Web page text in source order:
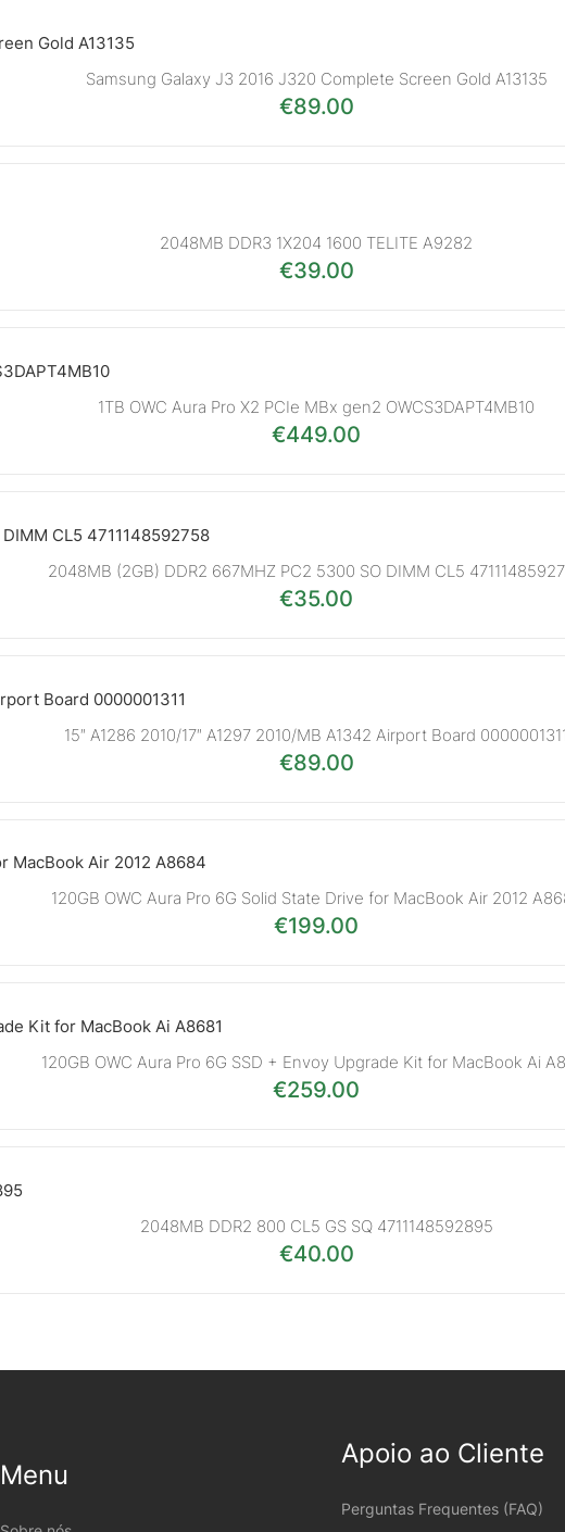
Samsung Galaxy J3 2016 J320 Complete Screen Gold A13135
€89.00
2048MB DDR3 1X204 1600 TELITE A9282
€39.00
1TB OWC Aura Pro X2 PCIe MBx gen2 OWCS3DAPT4MB10
€449.00
2048MB (2GB) DDR2 667MHZ PC2 5300 SO DIMM CL5
€35.00
15″ A1286 2010/17″ A1297 2010/MB A1342 Airport Board
€89.00
120GB OWC Aura Pro 6G Solid State Drive for MacBook Air 2012
€199.00
120GB OWC Aura Pro 6G SSD + Envoy Upgrade Kit for MacBook Ai
€259.00
2048MB DDR2 800 CL5 GS SQ 4711148592895
€40.00
Menu
Apoio ao Cliente
Perguntas Frequentes (FAQ)